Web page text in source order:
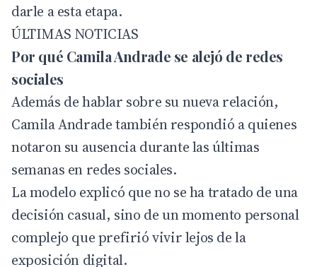
darle a esta etapa.
ÚLTIMAS NOTICIAS
Por qué Camila Andrade se alejó de redes
sociales
Además de hablar sobre su nueva relación,
Camila Andrade también respondió a quienes
notaron su ausencia durante las últimas
semanas en redes sociales.
La modelo explicó que no se ha tratado de una
decisión casual, sino de un momento personal
complejo que prefirió vivir lejos de la
exposición digital.